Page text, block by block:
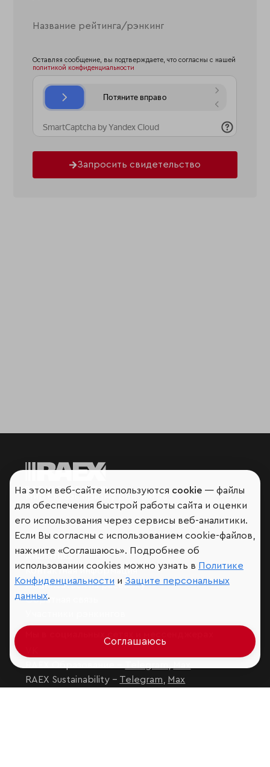
Оставляя сообщение, вы подтверждаете, что согласны с нашей
политикой конфиденциальности
Запросить свидетельство
Мир сквозь призму рейтингов
Аналитика
Контактная информация
Подписаться на рассылку
Обратная связь
RAEX Sustainability – Telegram Max
На этом веб-сайте используются cookie — файлы
для обеспечения быстрой работы сайта и оценки
его использования через сервисы веб-аналитики.
Если Вы согласны с использованием cookie-файлов,
нажмите «Соглашаюсь». Подробнее об
использовании cookies можно узнать в Политике
Конфиденциальности и Защите персональных
данных.
Соглашаюсь